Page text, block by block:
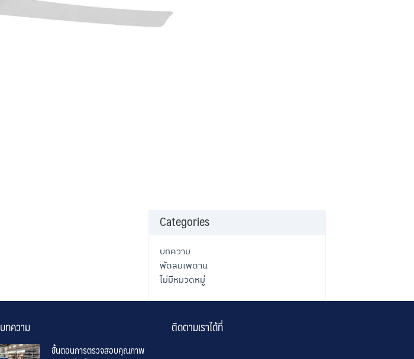
Categories
บทความ
พัดลมเพดาน
ไม่มีหมวดหมู่
บทความ
ขั้นตอนการตรวจสอบคุณภาพ
ติดตามเราได้ที่